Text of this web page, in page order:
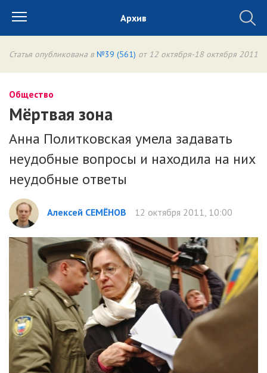
Архив
Статья опубликована в №39 (561) от 12 октября-18 октября 2011
Общество
Мёртвая зона
Анна Политковская умела задавать
неудобные вопросы и находила на них
неудобные ответы
Алексей СЕМЁНОВ 12 октября 2011, 10:00